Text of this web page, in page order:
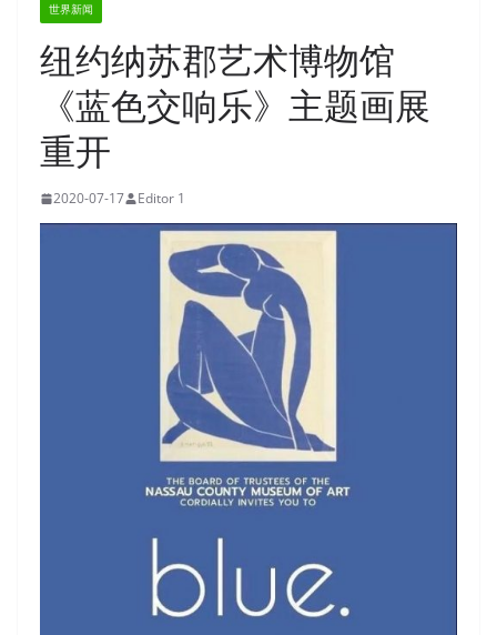
世界新闻
纽约纳苏郡艺术博物馆
《蓝色交响乐》主题画展
重开
2020-07-17 Editor 1